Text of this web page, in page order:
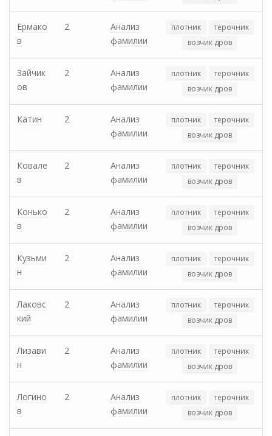
Ермако
в
2
Анализ
фамилии
плотник
терочник
возчик дров
Зайчик
ов
2
Анализ
фамилии
плотник
терочник
возчик дров
Катин 2
Анализ
фамилии
плотник
терочник
возчик дров
Ковале
в
2
Анализ
фамилии
плотник
терочник
возчик дров
Конько
в
2
Анализ
фамилии
плотник
терочник
возчик дров
Кузьми
н
2
Анализ
фамилии
плотник
терочник
возчик дров
Лаковс
кий
2
Анализ
фамилии
плотник
терочник
возчик дров
Лизави
н
2
Анализ
фамилии
плотник
терочник
возчик дров
Логино
в
2
Анализ
фамилии
плотник
терочник
возчик дров